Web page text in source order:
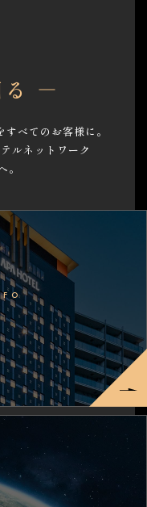
すべてのお客様に。
ルネットワーク